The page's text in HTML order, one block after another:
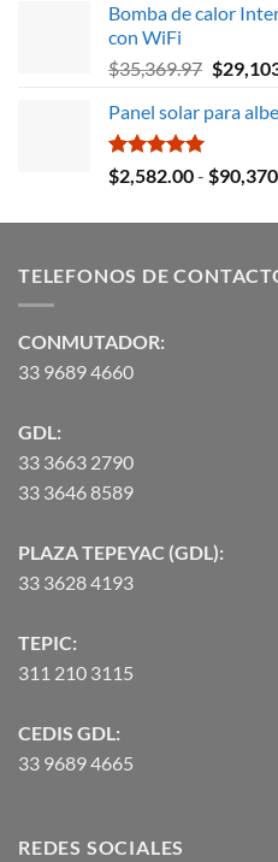
era:
Bomba de calor
con WiFi
$35,369.97 El
original
$
Panel solar para
Valorado
con
$2,582.00- $
TELEFONOS DE
CONMUTADOR:
33 9689 4660
GDL:
33 3663 2790
33 3646 8589
PLAZA TEPEYAC (GDL):
33 3628 4193
TEPIC:
311 210 3115
CEDIS GDL:
33 9689 4665
REDES SOCIALES